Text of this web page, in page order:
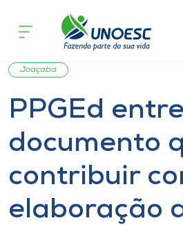
Cursos
Onde estamos
Pesquisa
Atendimento ao Estudante
Portal de Ensino
Mestrado
Joaçaba
PPGEd
documento
contribuir
elaboração